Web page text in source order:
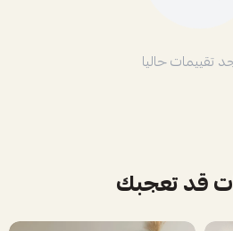
تقييمات حاليا
قد تعجبك